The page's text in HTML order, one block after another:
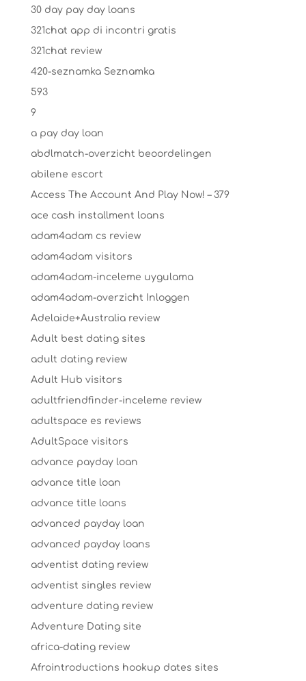
30 day pay day loans
321chat app di incontri gratis
321chat review
420-seznamka Seznamka
593
9
a pay day loan
abdlmatch-overzicht beoordelingen
abilene escort
Access The Account And Play Now! – 379
ace cash installment loans
adam4adam cs review
adam4adam visitors
adam4adam-inceleme uygulama
adam4adam-overzicht Inloggen
Adelaide+Australia review
Adult best dating sites
adult dating review
Adult Hub visitors
adultfriendfinder-inceleme review
adultspace es reviews
AdultSpace visitors
advance payday loan
advance title loan
advance title loans
advanced payday loan
advanced payday loans
adventist dating review
adventist singles review
adventure dating review
Adventure Dating site
africa-dating review
Afrointroductions hookup dates sites